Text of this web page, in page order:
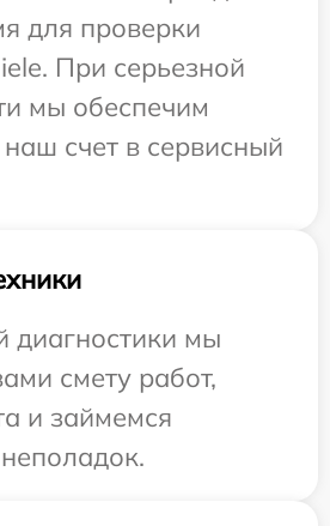
для проверки
При серьезной
мы обеспечим
счет в сервисный
диагностики мы
смету работ,
и займемся